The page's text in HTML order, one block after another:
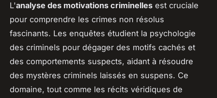
L'analyse des motivations criminelles est cruciale
pour comprendre les crimes non résolus
fascinants. Les enquêtes étudient la psychologie
des criminels pour dégager des motifs cachés et
des comportements suspects, aidant à résoudre
des mystères criminels laissés en suspens. Ce
domaine, tout comme les récits véridiques de